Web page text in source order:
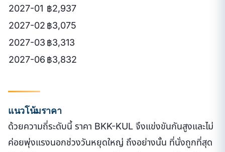
2027-01 ฿2,937
2027-02 ฿3,075
2027-03 ฿3,313
2027-06 ฿3,832
แนวโน้มราคา
ด้วยความถี่ระดับนี้ ราคา BKK-KUL จึงแข่งขันกันสูงและไม่
ค่อยพุ่งแรงนอกช่วงวันหยุดใหญ่ ถึงอย่างนั้น ที่นั่งถูกที่สุด